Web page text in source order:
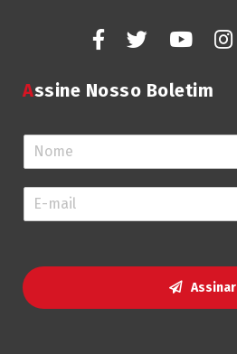
Assine Nosso Boletim
l
*
Assinar